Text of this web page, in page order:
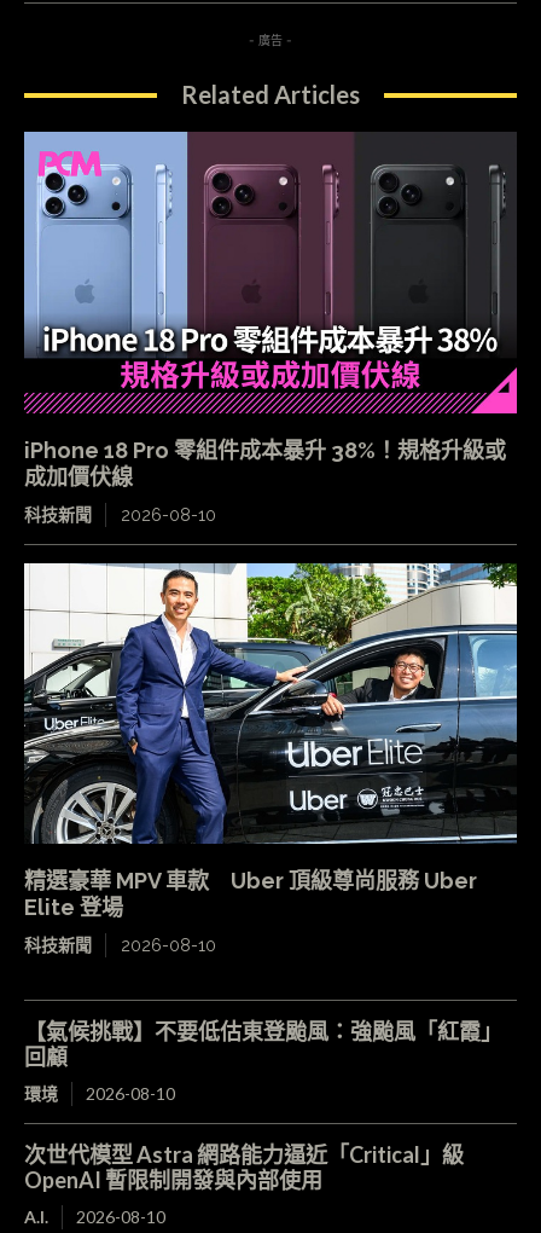
- 廣告 -
Related Articles
iPhone 18 Pro 零組件成本暴升 38%！規格升級或
成加價伏線
科技新聞 2026-08-10
精選豪華 MPV 車款 Uber 頂級尊尚服務 Uber
Elite 登場
科技新聞 2026-08-10
【氣候挑戰】不要低估東登颱風：強颱風「紅霞」
回顧
環境 2026-08-10
次世代模型 Astra 網路能力逼近「Critical」級
OpenAI 暫限制開發與內部使用
A.I. 2026-08-10